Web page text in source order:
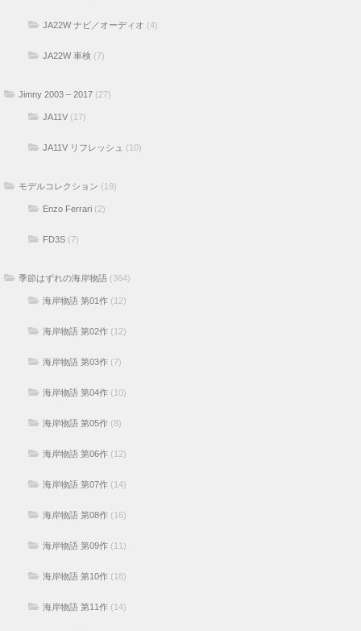
JA22W ナビ／オーディオ (4)
JA22W 車検 (7)
Jimny 2003 – 2017 (27)
JA11V (17)
JA11V リフレッシュ (10)
モデルコレクション (19)
Enzo Ferrari (2)
FD3S (7)
季節はずれの海岸物語 (364)
海岸物語 第01作 (12)
海岸物語 第02作 (12)
海岸物語 第03作 (7)
海岸物語 第04作 (10)
海岸物語 第05作 (8)
海岸物語 第06作 (12)
海岸物語 第07作 (14)
海岸物語 第08作 (16)
海岸物語 第09作 (11)
海岸物語 第10作 (18)
海岸物語 第11作 (14)